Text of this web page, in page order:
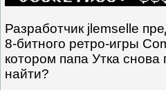
Разработчик jlemselle
8-битного ретро-игры
котором папа Утка
найти?